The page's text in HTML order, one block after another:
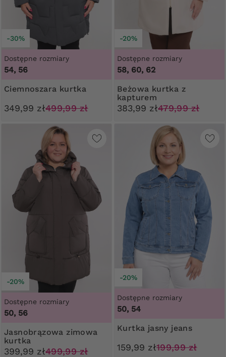
-30%
Dostępne rozmiary
54, 56
Ciemnoszara kurtka
349,99 zł499,99 zł
-20%
Dostępne rozmiary
58, 60, 62
Beżowa kurtka z
kapturem
383,99 zł479,99 zł
-20%
Dostępne rozmiary
50, 56
Jasnobrązowa zimowa
kurtka
399,99 zł499,99 zł
-20%
Dostępne rozmiary
50, 54
Kurtka jasny jeans
159,99 zł199,99 zł